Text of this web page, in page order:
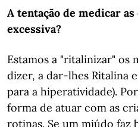
A tentação de medicar
excessiva?
Estamos a "ritalinizar" os
dizer, a dar-lhes Ritalina
para a hiperatividade).
forma de atuar com as
rotinas. Se um miúdo faz